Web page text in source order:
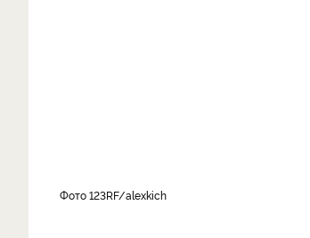
фото 123RF/alexkich